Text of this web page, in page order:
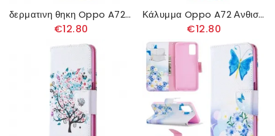
δερματινη θηκη Oppo A72 Μάθετε Να Πετάτε Με Φτερά
€12.80
Κάλυμμα Oppo A72 Ανθισμένο Δέντρο
€12.80